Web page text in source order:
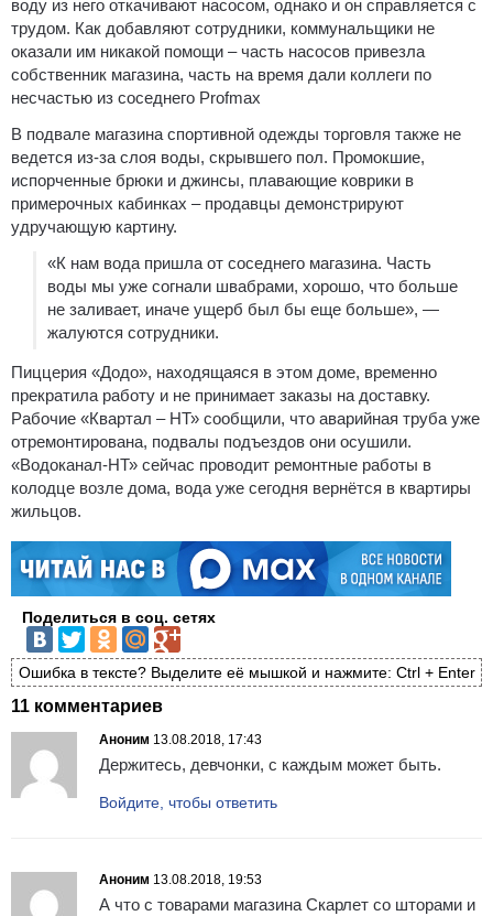
воду из него откачивают насосом, однако и он справляется с
трудом. Как добавляют сотрудники, коммунальщики не
оказали им никакой помощи – часть насосов привезла
собственник магазина, часть на время дали коллеги по
несчастью из соседнего Profmax
В подвале магазина спортивной одежды торговля также не
ведется из-за слоя воды, скрывшего пол. Промокшие,
испорченные брюки и джинсы, плавающие коврики в
примерочных кабинках – продавцы демонстрируют
удручающую картину.
«К нам вода пришла от соседнего магазина. Часть
воды мы уже согнали швабрами, хорошо, что больше
не заливает, иначе ущерб был бы еще больше», —
жалуются сотрудники.
Пиццерия «Додо», находящаяся в этом доме, временно
прекратила работу и не принимает заказы на доставку.
Рабочие «Квартал – НТ» сообщили, что аварийная труба уже
отремонтирована, подвалы подъездов они осушили.
«Водоканал-НТ» сейчас проводит ремонтные работы в
колодце возле дома, вода уже сегодня вернётся в квартиры
жильцов.
Поделиться в соц. сетях
Ошибка в тексте? Выделите её мышкой и нажмите: Ctrl + Enter
11 комментариев
Аноним 13.08.2018, 17:43
Держитесь, девчонки, с каждым может быть.
Войдите, чтобы ответить
Аноним 13.08.2018, 19:53
А что с товарами магазина Скарлет со шторами и